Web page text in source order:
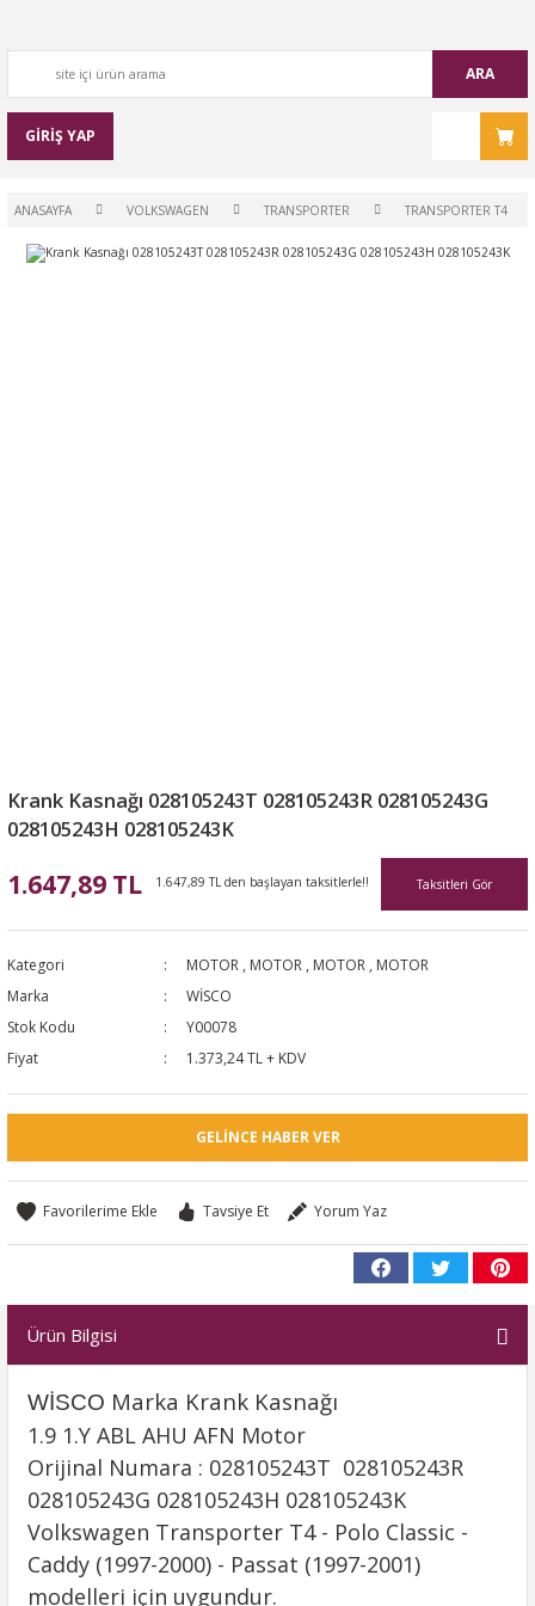
ARA
GİRİŞ YAP
ANASAYFA VOLKSWAGEN TRANSPORTER TRANSPORTER T4
Krank Kasnağı 028105243T 028105243R 028105243G
028105243H 028105243K
1.647,89 TL 1.647,89 TL den başlayan taksitlerle!! Taksitleri Gör
Kategori MOTOR , MOTOR , MOTOR , MOTOR
Marka
WİSCO
Stok Kodu
Y00078
Fiyat
1.373,24 TL + KDV
GELINCE HABER VER
Tavsiye Et Yorum Yaz
Ürün Bilgisi
WİSCO Marka Krank Kasnağı
1.9 1.Y ABL AHU AFN Motor
Orijinal Numara : 028105243T 028105243R
028105243G 028105243H 028105243K
Volkswagen Transporter T4 - Polo Classic -
Caddy (1997-2000) - Passat (1997-2001)
modelleri için uygundur.